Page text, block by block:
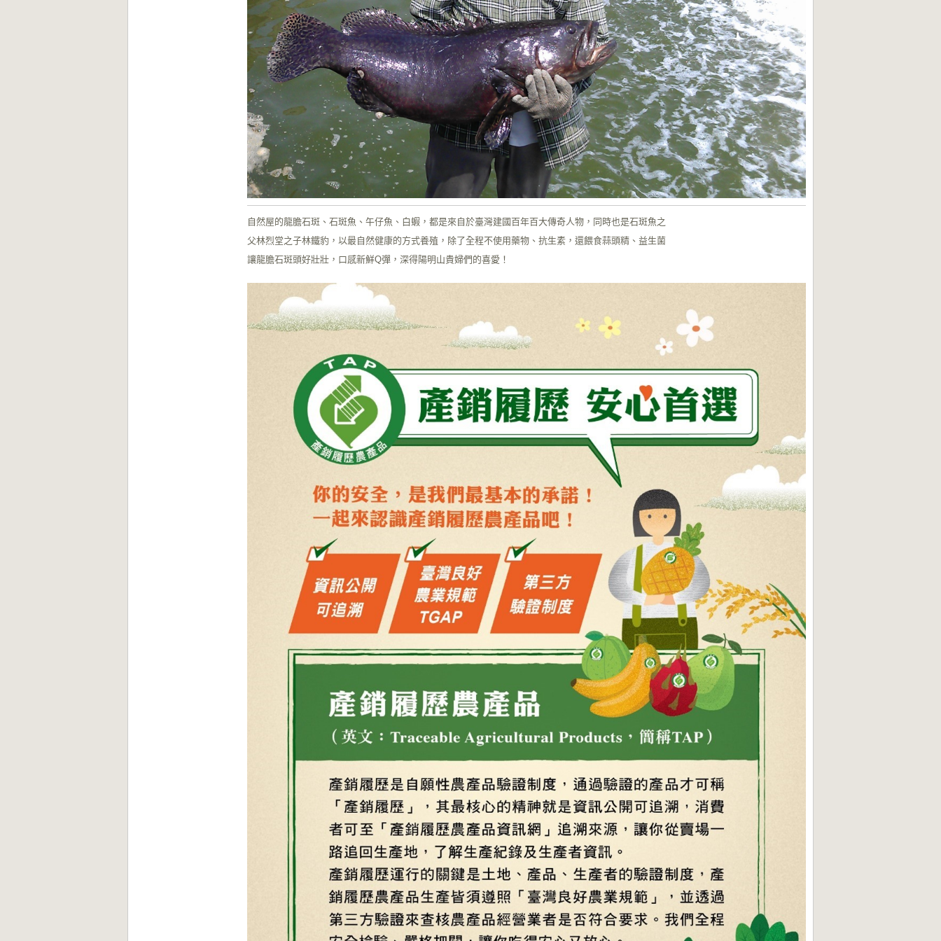
自然屋的龍膽石斑、石斑魚、午仔魚、白蝦，都是來自於臺灣建國百年百大傳奇人物，同時也是石斑魚之
父林烈堂之子林鐵豹，以最自然健康的方式養殖，除了全程不使用藥物、抗生素，還餵食蒜頭精、益生菌
讓龍膽石斑頭好壯壯，口感新鮮Q彈，深得陽明山貴婦們的喜愛！